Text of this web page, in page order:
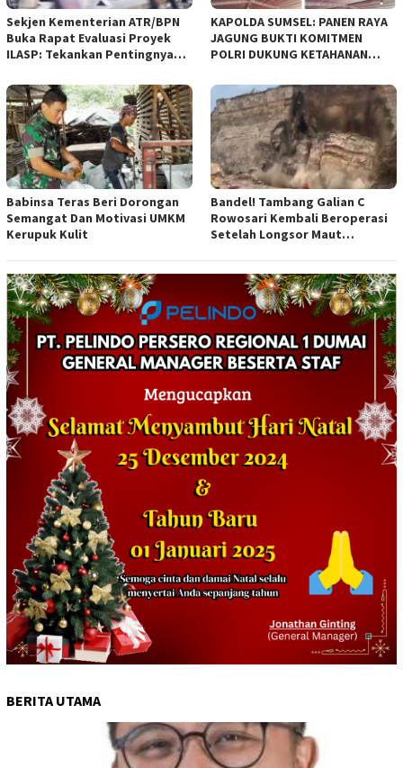
Sekjen Kementerian ATR/BPN
Buka Rapat Evaluasi Proyek
ILASP: Tekankan Pentingnya
Anggaran
KAPOLDA SUMSEL: PANEN RAYA
JAGUNG BUKTI KOMITMEN
POLRI DUKUNG KETAHANAN
Babinsa Teras Beri Dorongan
Semangat Dan Motivasi UMKM
Kerupuk Kulit
Bandel! Tambang Galian C
Rowosari Kembali Beroperasi
Setelah Longsor Maut
BERITA UTAMA